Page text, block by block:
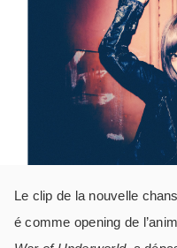
Le clip de la nouvelle
é comme opening de